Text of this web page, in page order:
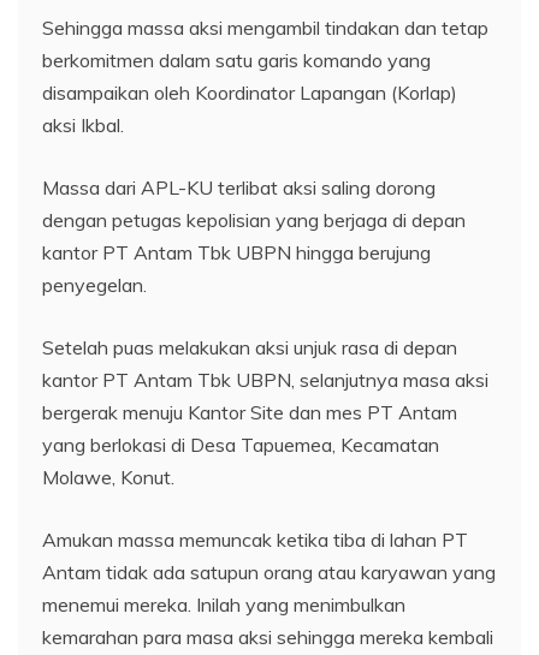
Sehingga massa aksi mengambil tindakan dan tetap
berkomitmen dalam satu garis komando yang
disampaikan oleh Koordinator Lapangan (Korlap)
aksi Ikbal.
Massa dari APL-KU terlibat aksi saling dorong
dengan petugas kepolisian yang berjaga di depan
kantor PT Antam Tbk UBPN hingga berujung
penyegelan.
Setelah puas melakukan aksi unjuk rasa di depan
kantor PT Antam Tbk UBPN, selanjutnya masa aksi
bergerak menuju Kantor Site dan mes PT Antam
yang berlokasi di Desa Tapuemea, Kecamatan
Molawe, Konut.
Amukan massa memuncak ketika tiba di lahan PT
Antam tidak ada satupun orang atau karyawan yang
menemui mereka. Inilah yang menimbulkan
kemarahan para masa aksi sehingga mereka kembali